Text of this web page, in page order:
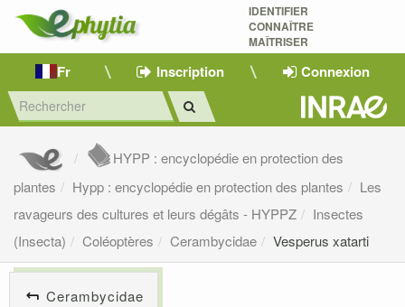
IDENTIFIER
CONNAÎTRE
MAÎTRISER
Fr Inscription Connexion
HYPP : encyclopédie en protection des
plantes
Hypp : encyclopédie en protection des plantes
Les
ravageurs des cultures et leurs dégâts - HYPPZ
Insectes
(Insecta)
Coléoptères Cerambycidae Vesperus xatarti
Cerambycidae